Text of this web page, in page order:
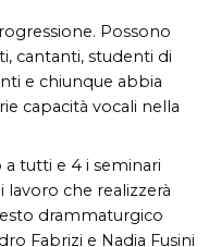
Possono
cantanti, studenti di
e chiunque abbia
capacità vocali nella
tutti e 4 i seminari
che realizzerà
drammaturgico
Fabrizi e Nadia Fusini